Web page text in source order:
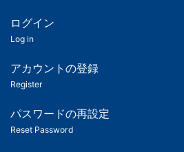
ツ
匿
名
ユ
ー
ログイン
Log in
アカウントの登録
Register
パスワードの再設定
Reset Password